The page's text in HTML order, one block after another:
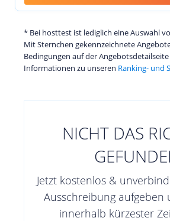
* Bei hosttest ist lediglich eine Auswahl
Mit Sternchen gekennzeichnete
Bedingungen auf der
Informationen zu unseren Ranking- und
NICHT DAS
Jetzt kostenlos &
Ausschreibung aufgeben
innerhalb kürzester